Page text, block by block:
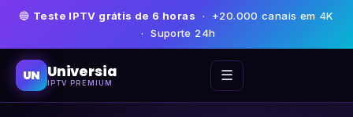
🔵 Teste IPTV grátis de 6 horas · +20.000 canais em 4K
· Suporte 24h
UN Universia
IPTV PREMIUM ☰